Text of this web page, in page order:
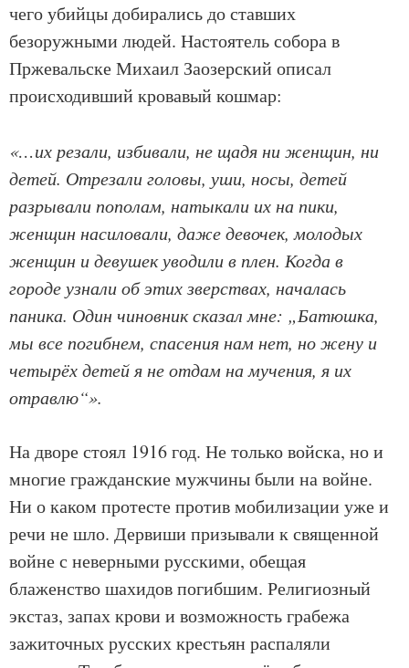
чего убийцы добирались до ставших
безоружными людей. Настоятель собора в
Пржевальске Михаил Заозерский описал
происходивший кровавый кошмар:
«…их резали, избивали, не щадя ни женщин, ни
детей. Отрезали головы, уши, носы, детей
разрывали пополам, натыкали их на пики,
женщин насиловали, даже девочек, молодых
женщин и девушек уводили в плен. Когда в
городе узнали об этих зверствах, началась
паника. Один чиновник сказал мне: „Батюшка,
мы все погибнем, спасения нам нет, но жену и
четырёх детей я не отдам на мучения, я их
отравлю“».
На дворе стоял 1916 год. Не только войска, но и
многие гражданские мужчины были на войне.
Ни о каком протесте против мобилизации уже и
речи не шло. Дервиши призывали к священной
войне с неверными русскими, обещая
блаженство шахидов погибшим. Религиозный
экстаз, запах крови и возможность грабежа
зажиточных русских крестьян распаляли